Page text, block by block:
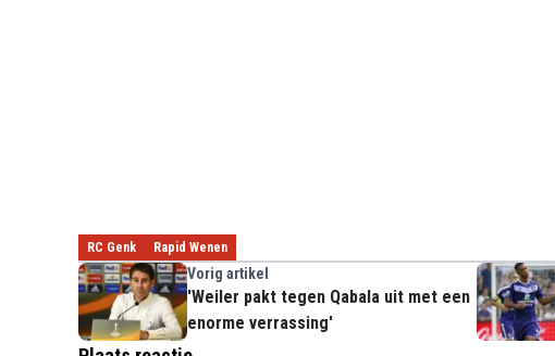
RC Genk Rapid Wenen
Vorig artikel
'Weiler pakt tegen Qabala uit met een
enorme verrassing'